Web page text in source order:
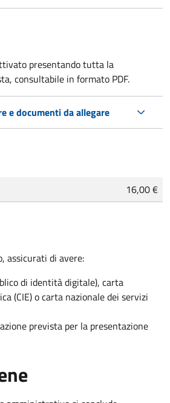
presentando tutta la
consultabile in formato PDF.
e documenti da allegare
16,00 €
assicurati di avere:
di identità digitale), carta
(CIE) o carta nazionale dei servizi
prevista per la presentazione